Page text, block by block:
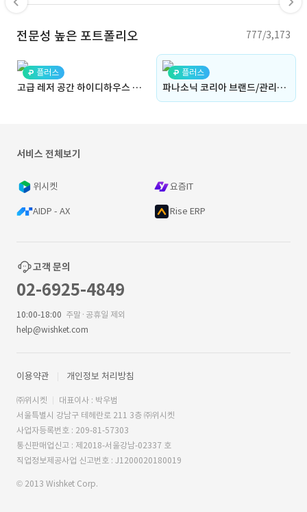
전문성 높은 포트폴리오 777/3,173
플러스
고급 레저 공간 하이디하우스 구축 : 디자인, 퀄리티, 개발사, 브랜딩, 웹페이지, ERP, 홈페이지, 개발사, 결제, 관리자, 어드민, 대시보드, 반응형
플러스
파나소닉 코리아 브랜드/관리자 구축 : 디자인, 퀄리티, 개발사, 브랜딩, 웹페이지, ERP, 홈페이지, 개발사, 결제, 관리자, 어드민, 대시보드, 반응형
서비스 전체보기
위시켓 요즘IT
AIDP - AX Rise ERP
고객 문의
02-6925-4849
10:00-18:00 주말·공휴일 제외
help@wishket.com
이용약관 개인정보 처리방침
㈜위시켓
대표이사 : 박우범
서울특별시 강남구 테헤란로 211 3층 ㈜위시켓
사업자등록번호 : 209-81-57303
통신판매업신고 : 제2018-서울강남-02337 호
직업정보제공사업 신고번호 : J1200020180019
© 2013 Wishket Corp.